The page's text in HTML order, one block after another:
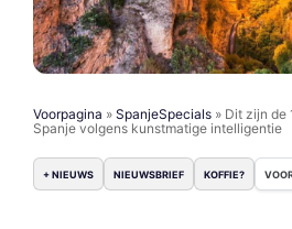
Voorpagina » SpanjeSpecials » Dit zijn de
Spanje volgens kunstmatige intelligentie
+ NIEUWS NIEUWSBRIEF KOFFIE?